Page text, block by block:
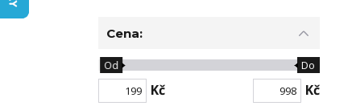
Cena:
Kč
Od Do
Kč